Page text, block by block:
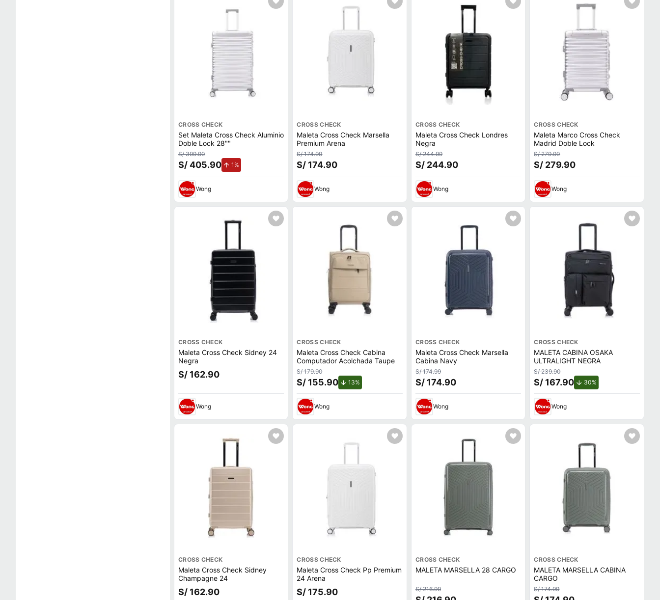
CROSS CHECK
Set Maleta Cross Check Aluminio
Doble Lock 28""
S/ 399.90
S/ 405.90 1%de aumento.
Wong
CROSS CHECK
Maleta Cross Check Marsella
Premium Arena
S/ 174.99
S/ 174.90
Wong
CROSS CHECK
Maleta Cross Check Londres
Negra
S/ 244.99
S/ 244.90
Wong
CROSS CHECK
Maleta Marco Cross Check
Madrid Doble Lock
S/ 279.99
S/ 279.90
Wong
CROSS CHECK
Maleta Cross Check Sidney 24
Negra
S/ 162.90
Wong
CROSS CHECK
Maleta Cross Check Cabina
Computador Acolchada Taupe
S/ 179.90
S/ 155.90 13%
Wong
CROSS CHECK
Maleta Cross Check Marsella
Cabina Navy
S/ 174.99
S/ 174.90
Wong
CROSS CHECK
MALETA CABINA OSAKA
ULTRALIGHT NEGRA
S/ 239.90
S/ 167.90 30%
Wong
CROSS CHECK
Maleta Cross Check Sidney
Champagne 24
S/ 162.90
CROSS CHECK
Maleta Cross Check Pp Premium
24 Arena
S/ 175.90
CROSS CHECK
MALETA MARSELLA 28 CARGO
S/ 216.99
CROSS CHECK
MALETA MARSELLA CABINA
CARGO
S/ 174.99